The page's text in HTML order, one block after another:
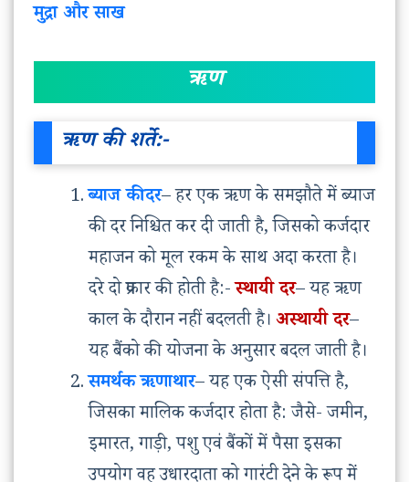
मुद्रा और साख
ऋण
ऋण की शर्ते:-
ब्याज की दर– हर एक ऋण के समझौते में ब्याज
की दर निश्चित कर दी जाती है, जिसको कर्जदार
महाजन को मूल रकम के साथ अदा करता है।
दरे दो प्रकार की होती है:-स्थायी दर– यह ऋण
काल के दौरान नहीं बदलती है।अस्थायी दर–
यह बैंको की योजना के अनुसार बदल जाती है।
समर्थक ऋणाथार– यह एक ऐसी संपत्ति है,
जिसका मालिक कर्जदार होता है: जैसे- जमीन,
इमारत, गाड़ी, पशु एवं बैंकों में पैसा इसका